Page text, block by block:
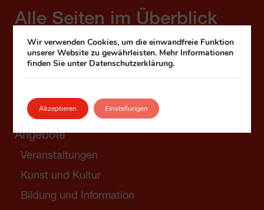
Alle Seiten im Überblick
Unsere Klubs
Klub+
Angebote
Veranstaltungen
Kunst und Kultur
Bildung und Information
Wir verwenden Cookies, um die einwandfreie Funktion
unserer Website zu gewährleisten. Mehr Informationen
finden Sie unter Datenschutzerklärung.
Akzeptieren Einstellungen